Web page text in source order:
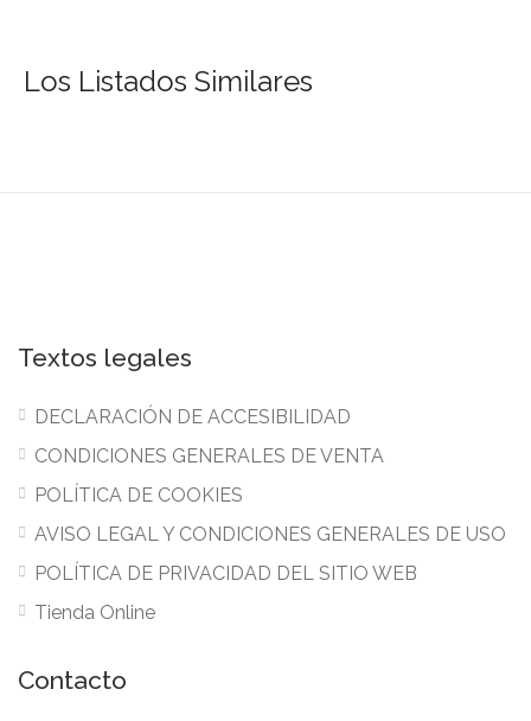
Los Listados Similares
Textos legales
DECLARACIÓN DE ACCESIBILIDAD
CONDICIONES GENERALES DE VENTA
POLÍTICA DE COOKIES
AVISO LEGAL Y CONDICIONES GENERALES DE USO
POLÍTICA DE PRIVACIDAD DEL SITIO WEB
Tienda Online
Contacto